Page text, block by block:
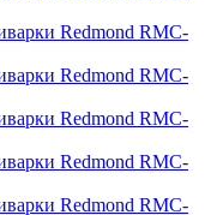
Redmond RMC-
Redmond RMC-
Redmond RMC-
Redmond RMC-
Redmond RMC-